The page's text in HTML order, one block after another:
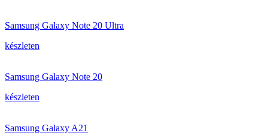
Samsung Galaxy Note 20 Ultra
készleten
Samsung Galaxy Note 20
készleten
Samsung Galaxy A21